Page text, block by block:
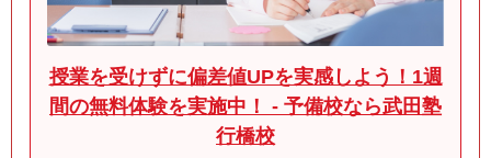
授業を受けずに偏差値UPを実感しよう！1週
間の無料体験を実施中！ - 予備校なら武田塾
行橋校